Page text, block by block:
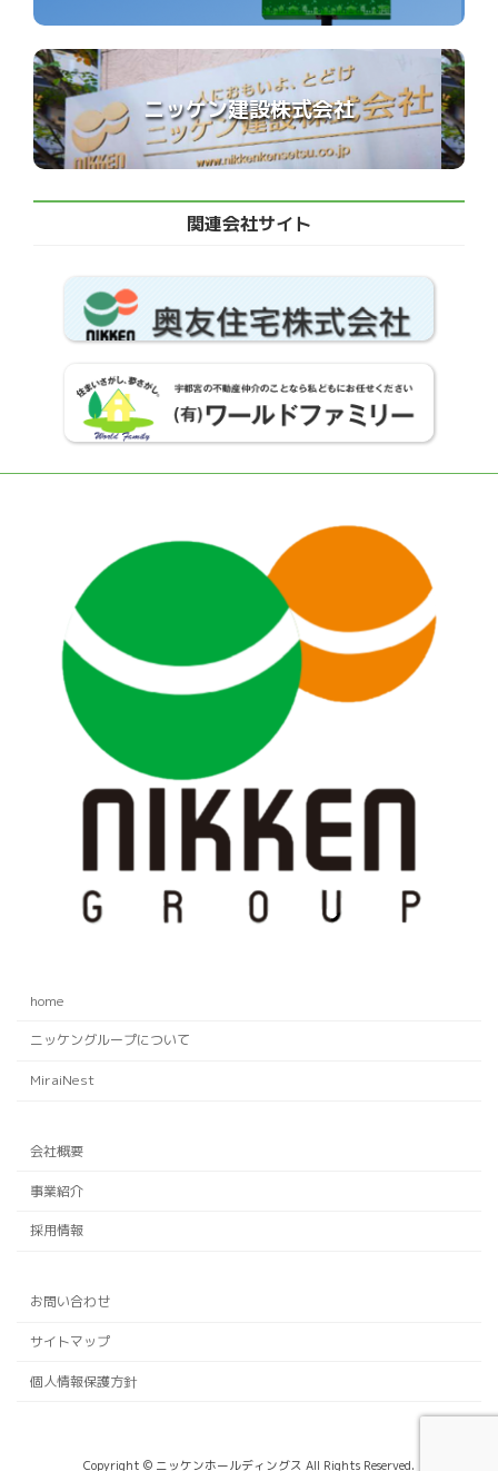
ニッケン建設株式会社
関連会社サイト
home
ニッケングループについて
MiraiNest
会社概要
事業紹介
採用情報
お問い合わせ
サイトマップ
個人情報保護方針
Copyright © ニッケンホールディングス All Rights Reserved.